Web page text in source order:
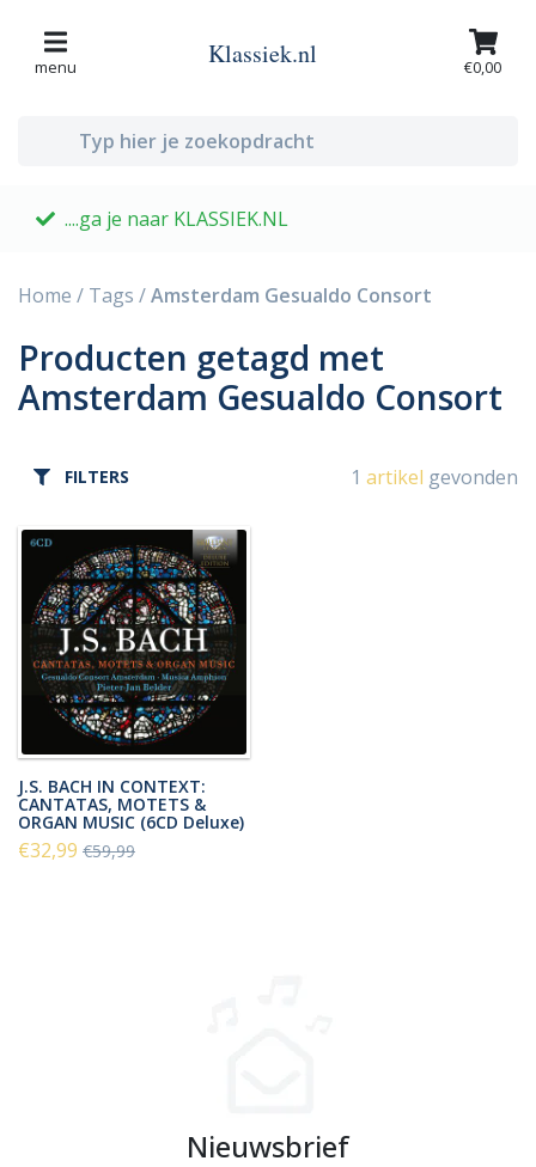
menu Klassiek.nl €0,00
....ga je naar KLASSIEK.NL
Home / Tags /Amsterdam Gesualdo Consort
Producten getagd met
Amsterdam Gesualdo Consort
FILTERS 1 artikel gevonden
J.S. BACH IN CONTEXT:
CANTATAS, MOTETS &
ORGAN MUSIC (6CD Deluxe)
€32,99 €59,99
Nieuwsbrief